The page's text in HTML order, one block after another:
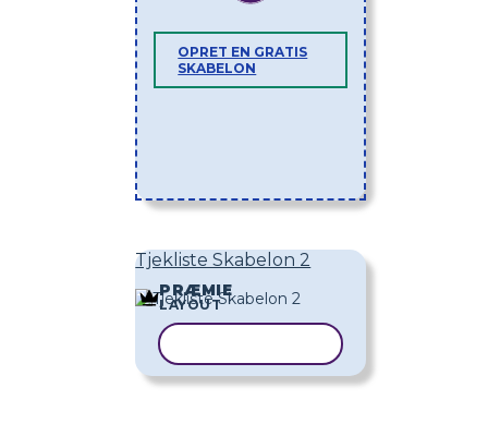
OPRET EN GRATIS
SKABELON
Tjekliste Skabelon 2
PRÆMIE
LAYOUT